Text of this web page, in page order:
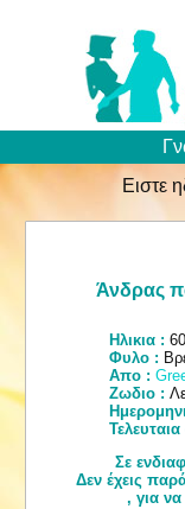
Ειστε
Άνδρας
Ηλικια : 60
Φυλο :
Απο :
Ζωδιο :
Σε
Δεν έχεις
, για